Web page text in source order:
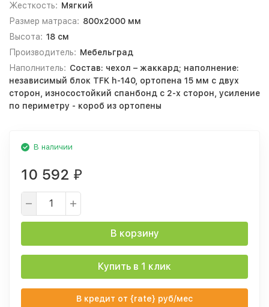
Жесткость: Мягкий
Размер матраса: 800х2000 мм
Высота: 18 см
Производитель: Мебельград
Наполнитель: Состав: чехол – жаккард; наполнение:
независимый блок TFK h-140, ортопена 15 мм с двух
сторон, износостойкий спанбонд с 2-х сторон, усиление
по периметру - короб из ортопены
В наличии
10 592 ₽
В корзину
Купить в 1 клик
В кредит от {rate} руб/мес